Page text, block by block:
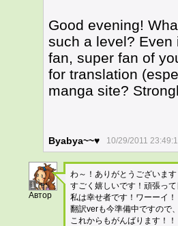
Good evening!
such a level? Even
fan, super fan of
for translation
manga site?
Byabya~~♥ 10/29/2011
1
Автор
わ～！ありがとうございま
すごく嬉しいです！頑張っ
私は幸せ者です！ワーーイ！
翻訳verも今準備中ですので
これからもがんばります！！